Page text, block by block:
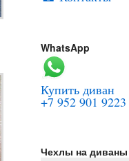
WhatsApp
Купить диван
+7 952 901 9223
Чехлы на диваны